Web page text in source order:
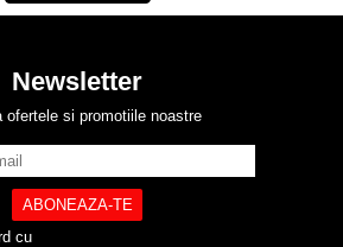
Newsletter
ofertele si promotiile noastre
cu